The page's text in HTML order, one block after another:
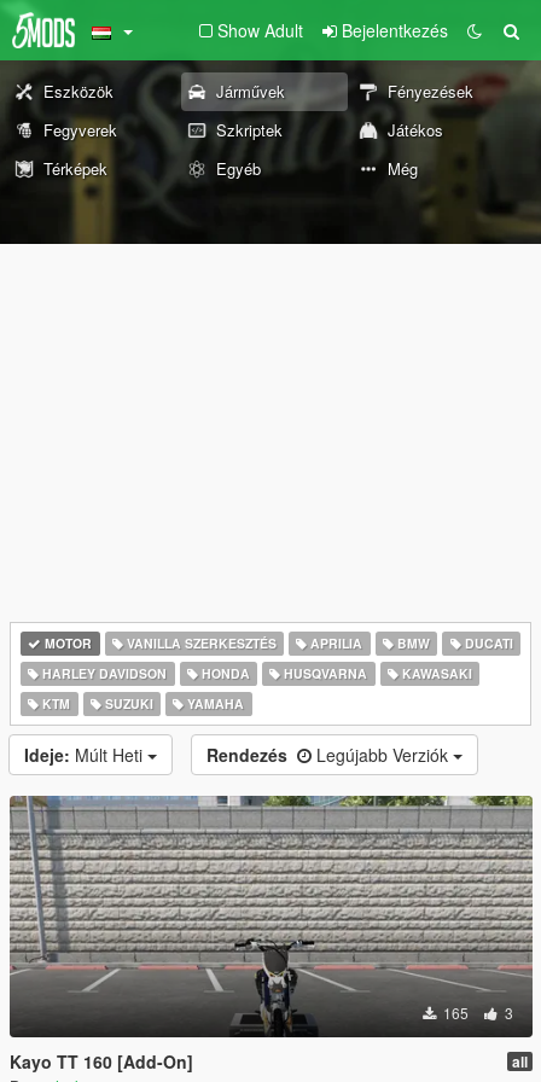
Show Adult Bejelentkezés
Eszközök Járművek
Fényezések
Fegyverek
Szkriptek
Játékos
Térképek
Egyéb Még
MOTOR VANILLA SZERKESZTÉS APRILIA BMW
DUCATI
HARLEY DAVIDSON
HONDA HUSQVARNA
KAWASAKI
KTM
SUZUKI YAMAHA
Ideje: Múlt Heti Rendezés Legújabb Verziók
165 3
Kayo TT 160 [Add-On] all